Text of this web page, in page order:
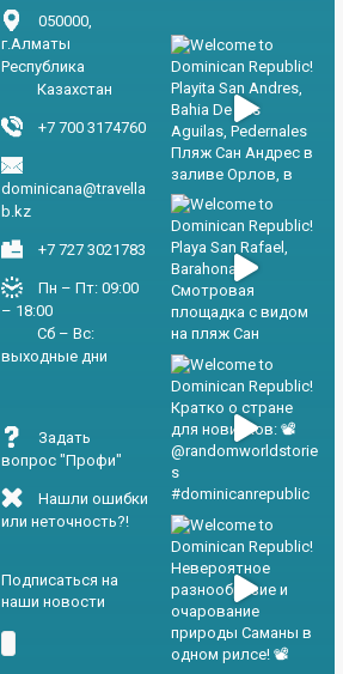
050000,
г.Алматы
Республика
Казахстан
+7 700 3174760
dominicana@travella
b.kz
+7 727 3021783
Пн – Пт: 09:00
– 18:00
Сб – Вс:
выходные дни
Задать
вопрос "Профи"
Нашли ошибки
или неточность?!
Подписаться на
наши новости